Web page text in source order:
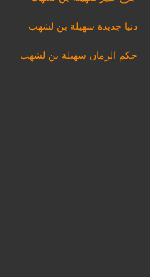
دنيا جديدة سهيلة بن لشهب
حكم الزمان سهيلة بن لشهب